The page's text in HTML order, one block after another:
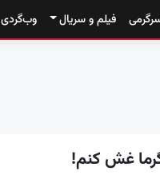
فیلم و سریال وب‌گردی
غش کنم!